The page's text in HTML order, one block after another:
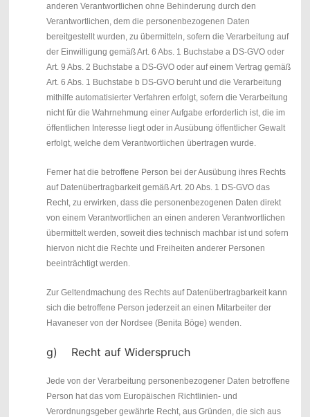
anderen Verantwortlichen ohne Behinderung durch den
Verantwortlichen, dem die personenbezogenen Daten
bereitgestellt wurden, zu übermitteln, sofern die Verarbeitung auf
der Einwilligung gemäß Art. 6 Abs. 1 Buchstabe a DS-GVO oder
Art. 9 Abs. 2 Buchstabe a DS-GVO oder auf einem Vertrag gemäß
Art. 6 Abs. 1 Buchstabe b DS-GVO beruht und die Verarbeitung
mithilfe automatisierter Verfahren erfolgt, sofern die Verarbeitung
nicht für die Wahrnehmung einer Aufgabe erforderlich ist, die im
öffentlichen Interesse liegt oder in Ausübung öffentlicher Gewalt
erfolgt, welche dem Verantwortlichen übertragen wurde.
Ferner hat die betroffene Person bei der Ausübung ihres Rechts
auf Datenübertragbarkeit gemäß Art. 20 Abs. 1 DS-GVO das
Recht, zu erwirken, dass die personenbezogenen Daten direkt
von einem Verantwortlichen an einen anderen Verantwortlichen
übermittelt werden, soweit dies technisch machbar ist und sofern
hiervon nicht die Rechte und Freiheiten anderer Personen
beeinträchtigt werden.
Zur Geltendmachung des Rechts auf Datenübertragbarkeit kann
sich die betroffene Person jederzeit an einen Mitarbeiter der
Havaneser von der Nordsee (Benita Böge) wenden.
g) Recht auf Widerspruch
Jede von der Verarbeitung personenbezogener Daten betroffene
Person hat das vom Europäischen Richtlinien- und
Verordnungsgeber gewährte Recht, aus Gründen, die sich aus